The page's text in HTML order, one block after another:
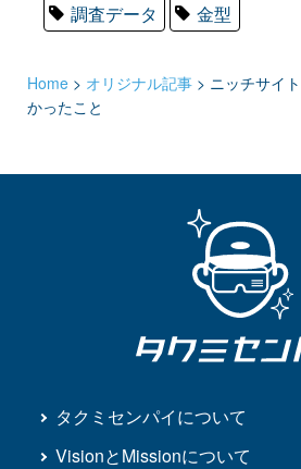
調査データ 金型
Home > オリジナル記事 > ニッチサイ
かったこと
タクミセンパイについて
VisionとMissionについて